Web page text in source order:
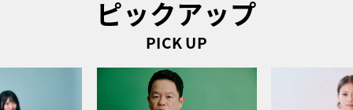
ピックアップ
PICK UP